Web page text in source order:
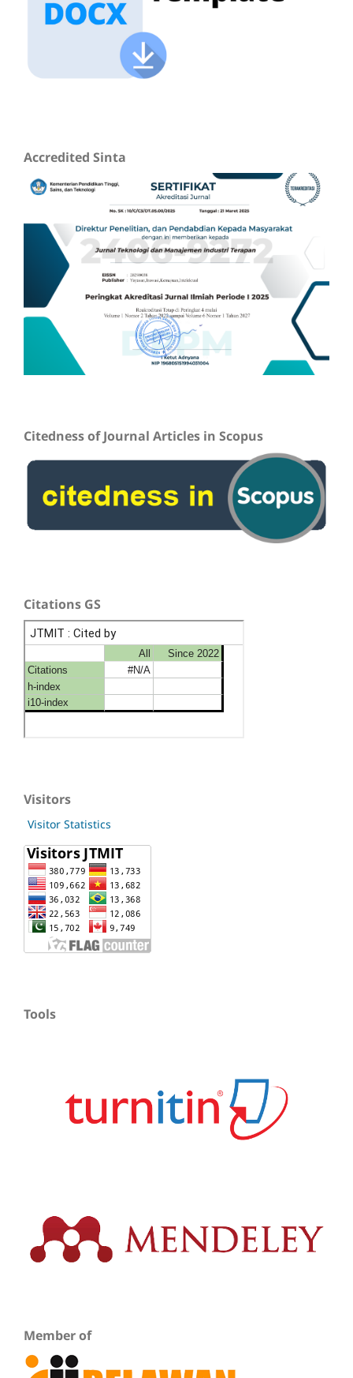
Accredited Sinta
Citedness of Journal Articles in Scopus
Citations GS
Visitors
Visitor Statistics
Tools
Member of